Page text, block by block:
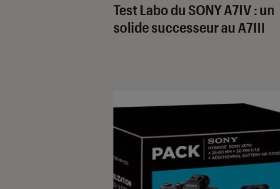
Test Labo du SONY A7IV : un
solide successeur au A7III